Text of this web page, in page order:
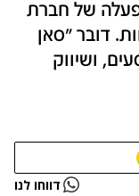
של חברת
דובר "סאן
ושיווק
דווחו לנו